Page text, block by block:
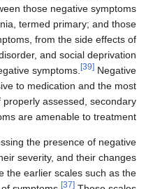
often made between those
to schizophrenia, termed
positive symptoms, from the
substance use disorder, and
secondary negative
are less responsive to
However, if properly
negative symptoms are
specifically assessing the
for measuring their severity, and
introduced since the earlier